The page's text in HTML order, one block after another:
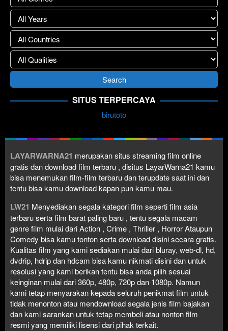
SITUS TERPERCAYA
birutoto
LAYARWARNA21 merupakan situs streaming film online
gratis dan download film terbaru , disitus LayarWarna21 kamu
bisa menemukan film-film terbaru dan terupdate saat ini dan
tentu bisa kamu download kapan pun kamu mau.
LW21 Menyediakan segala kategori film seperti film asia
terbaru serta film barat paling baru , tentu segala macam
genre film mulai dari Action , Crime , Thriller , Horror Ataupun
Comedy bisa kamu tonton serta download disini secara gratis.
Kualitas film yang kami sediakan mulai dari bluray, web-dl, hd,
dvdrip, hdrip dan hdcam bisa kamu nikmati disini dan untuk
resolusi yang kami berikan tentu bisa anda pilih sesuai
keinginan mulai dari 360p, 480p, 720p dan 1080p. Namun
kami tetap menyarakan kepada seluruh penikmat film untuk
tidak menonton atau mendownload segala jenis film bajakan
dan kami sarankan untuk tetap membeli atau nonton film
resmi yang memiliki lisensi dari pihak terkait.